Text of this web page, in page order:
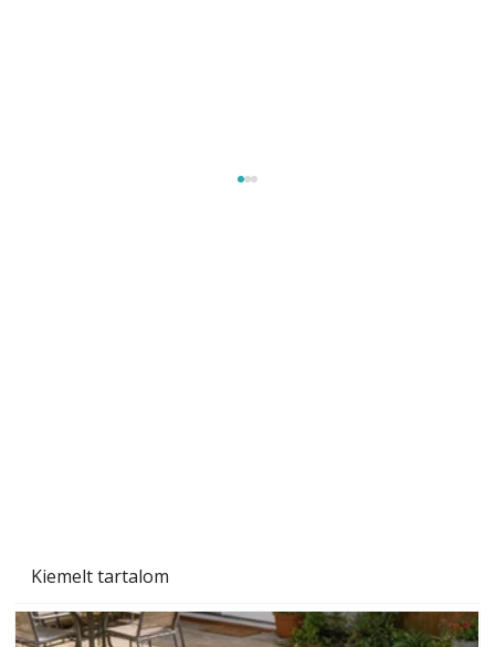
Kiemelt tartalom